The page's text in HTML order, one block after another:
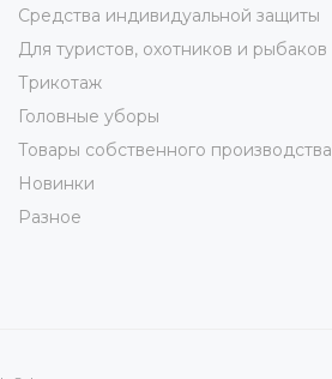
Средства индивидуальной защиты
Для туристов, охотников и рыбаков
Трикотаж
Головные уборы
Товары собственного производства
Новинки
Разное